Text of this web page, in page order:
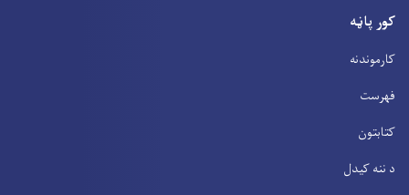
کور پاڼه
کارموندنه
فهرست
کتابتون
د ننه کیدل